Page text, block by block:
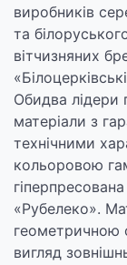
виробників
та
вітчизняних
Обидва лідери
матеріали з
технічними
кольоровою
«Рубелеко».
геометричною
вигляд